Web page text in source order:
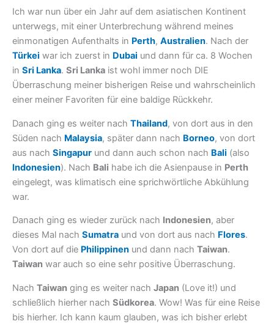
Ich war nun über ein Jahr auf dem asiatischen Kontinent
unterwegs, mit einer Unterbrechung während meines
einmonatigen Aufenthalts in Perth, Australien. Nach der
Türkei war ich zuerst in Dubai und dann für ca. 8 Wochen
in Sri Lanka. Sri Lanka ist wohl immer noch DIE
Überraschung meiner bisherigen Reise und wahrscheinlich
einer meiner Favoriten für eine baldige Rückkehr.
Danach ging es weiter nach Thailand, von dort aus in den
Süden nach Malaysia, später dann nach Borneo, von dort
aus nach Singapur und dann auch schon nach Bali (also
Indonesien). Nach Bali habe ich die Asienpause in Perth
eingelegt, was klimatisch eine sprichwörtliche Abkühlung
war.
Danach ging es wieder zurück nach Indonesien, aber
dieses Mal nach Sumatra und von dort aus nach Flores.
Von dort auf die Philippinen und dann nach Taiwan.
Taiwan war auch so eine sehr positive Überraschung.
Nach Taiwan ging es weiter nach Japan (Love it!) und
schließlich hierher nach Südkorea. Wow! Was für eine Reise
bis hierher. Ich kann kaum glauben, was ich bisher erlebt